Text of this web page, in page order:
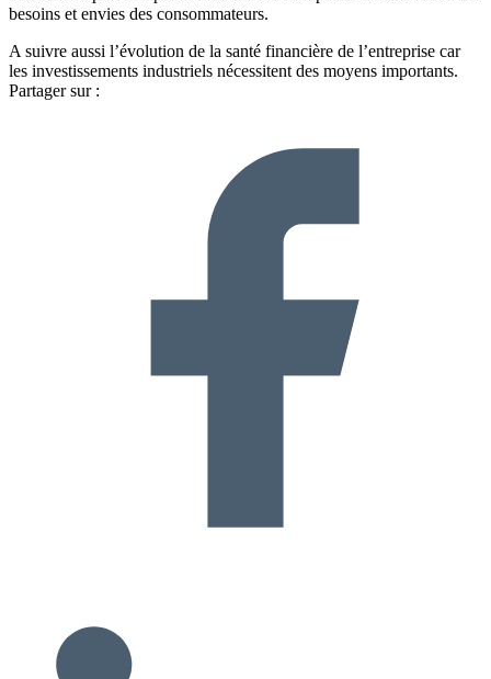
besoins et envies des consommateurs.
A suivre aussi l’évolution de la santé financière de l’entreprise car
les investissements industriels nécessitent des moyens importants.
Partager sur :